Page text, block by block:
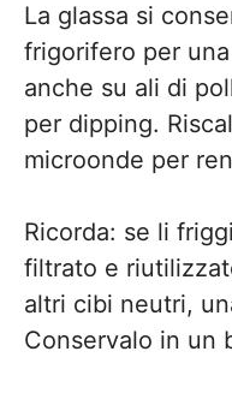
La glassa si
frigorifero per
anche su ali di
per dipping.
microonde per
Ricorda: se li
filtrato e
altri cibi neutri,
Conservalo in un